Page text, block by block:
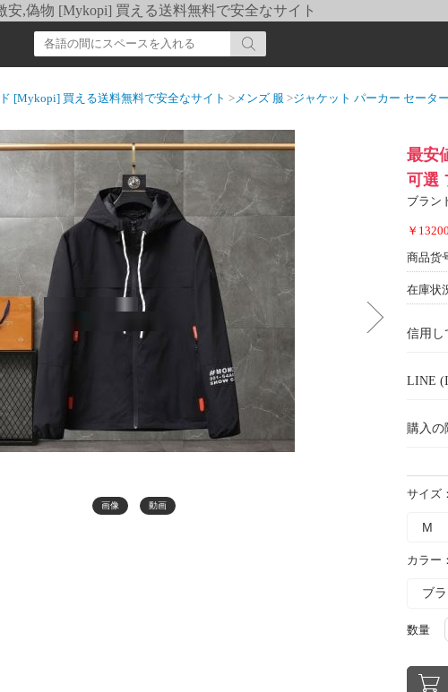
安,偽物 [Mykopi] 買える送料無料で安全なサイト
[Mykopi] 買える送料無料で安全なサイト >メンズ 服 >ジャケット パーカー セータ
画像 動画
最安
可選
ブラン
￥
商品货
在庫状
信用し
LINE
購入の
サイズ：
カラー：
数量